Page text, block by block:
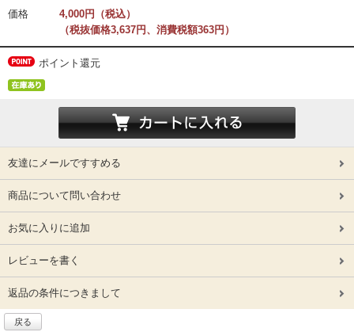
価格
4,000円（税込）
（税抜価格3,637円、消費税額363円）
ポイント還元
友達にメールですすめる
商品について問い合わせ
お気に入りに追加
レビューを書く
返品の条件につきまして
戻る